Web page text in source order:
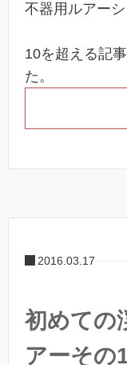
不器用ルアーシ
10を超える記
た。
2016.03.17
初めての
アーそ